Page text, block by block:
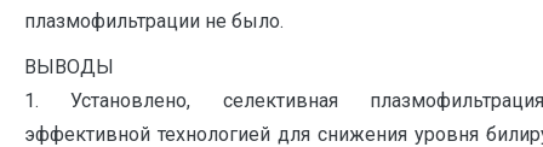
плазмофильтрации не было.
ВЫВОДЫ
1.​ Установлено, селективная
эффективной технологией для снижения уровня